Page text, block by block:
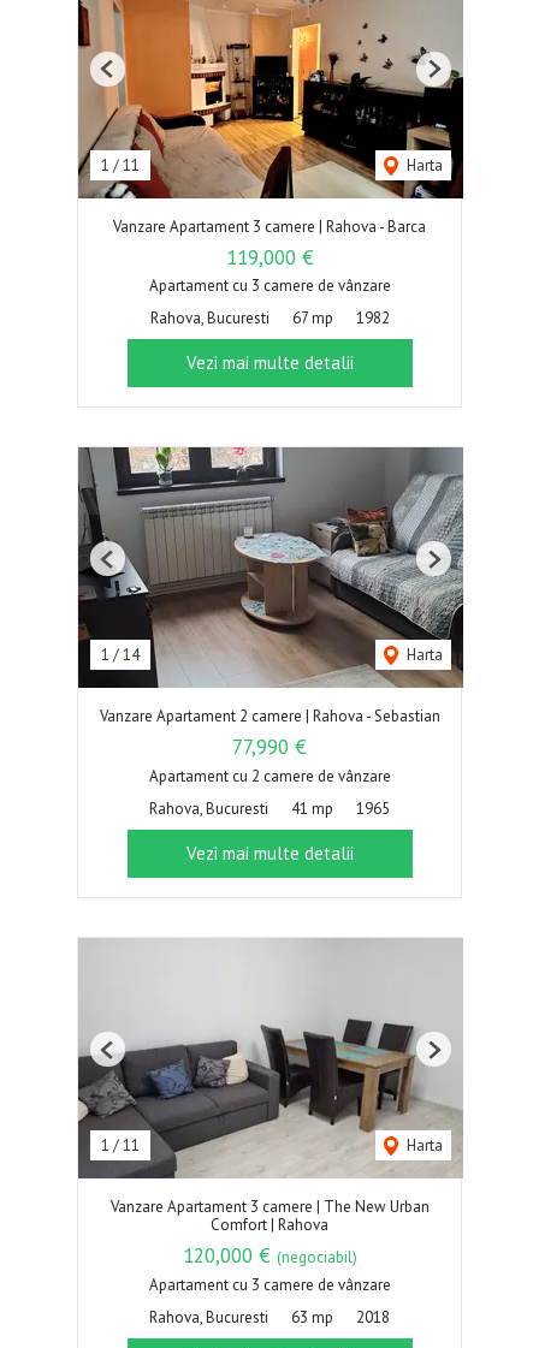
1 /11 Harta
Previous Next
Vanzare Apartament 3 camere | Rahova - Barca
119,000 €
Apartament cu 3 camere de vânzare
Rahova, Bucuresti
67 mp 1982
Vezi mai multe detalii
1 /14 Harta
Previous Next
Vanzare Apartament 2 camere | Rahova - Sebastian
77,990 €
Apartament cu 2 camere de vânzare
Rahova, Bucuresti
41 mp 1965
Vezi mai multe detalii
1 /11 Harta
Previous Next
Vanzare Apartament 3 camere | The New Urban
Comfort | Rahova
120,000 € (negociabil)
Apartament cu 3 camere de vânzare
Rahova, Bucuresti
63 mp 2018